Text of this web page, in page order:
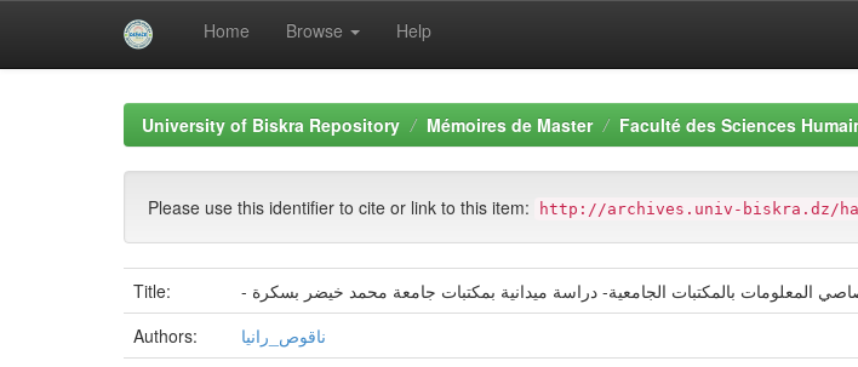
Home Browse Help
University of Biskra Repository Mémoires de Master Faculté des Sciences
Please use this identifier to cite or link to this item: http://archives.univ-biskra.dz/
Title:
المعلومات بالمكتبات الجامعية- دراسة ميدانية بمكتبات جامعة محمد خيضر بسكرة
Authors:
ناقوص_رانيا